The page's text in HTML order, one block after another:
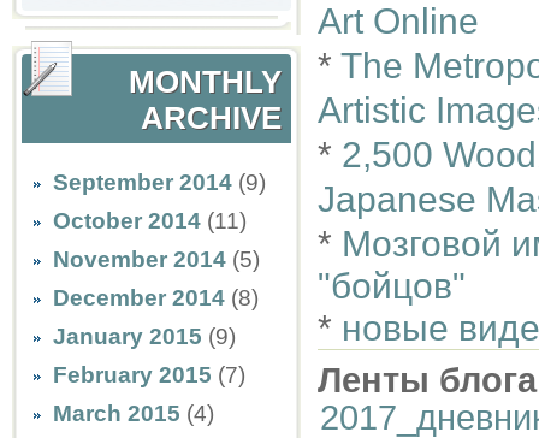
MONTHLY
ARCHIVE
September 2014 (9)
October 2014 (11)
November 2014 (5)
December 2014 (8)
January 2015 (9)
February 2015 (7)
March 2015 (4)
Art Online
* The
Artistic
* 2,500
Japanese
* Мозговой
"бойцов"
* новые
Ленты